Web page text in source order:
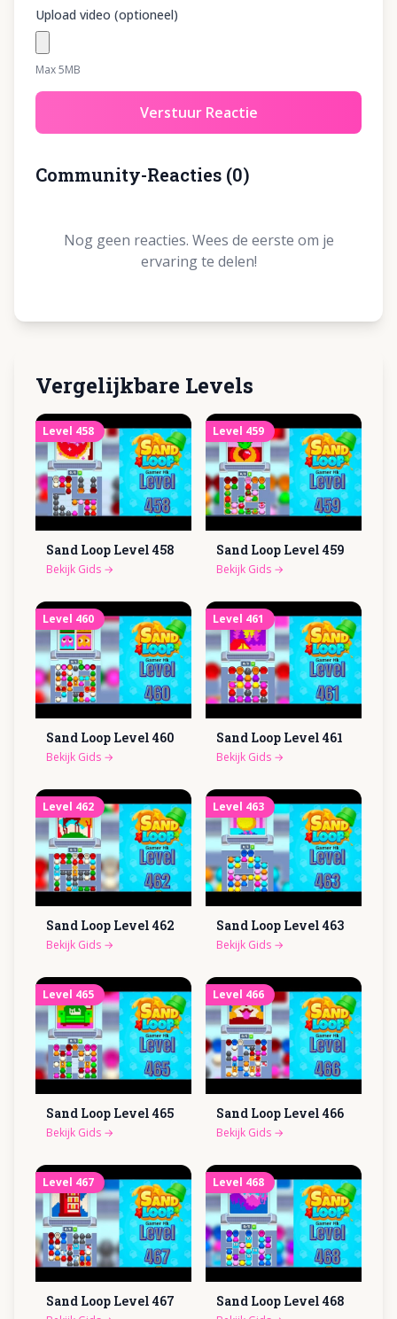
Upload video (optioneel)
Max 5MB
Verstuur Reactie
Community-Reacties (0)
Nog geen reacties. Wees de eerste om je
ervaring te delen!
Vergelijkbare Levels
Level 458
Sand Loop Level 458
Bekijk Gids →
Level 459
Sand Loop Level 459
Bekijk Gids →
Level 460
Sand Loop Level 460
Bekijk Gids →
Level 461
Sand Loop Level 461
Bekijk Gids →
Level 462
Sand Loop Level 462
Bekijk Gids →
Level 463
Sand Loop Level 463
Bekijk Gids →
Level 465
Sand Loop Level 465
Bekijk Gids →
Level 466
Sand Loop Level 466
Bekijk Gids →
Level 467
Sand Loop Level 467
Level 468
Sand Loop Level 468